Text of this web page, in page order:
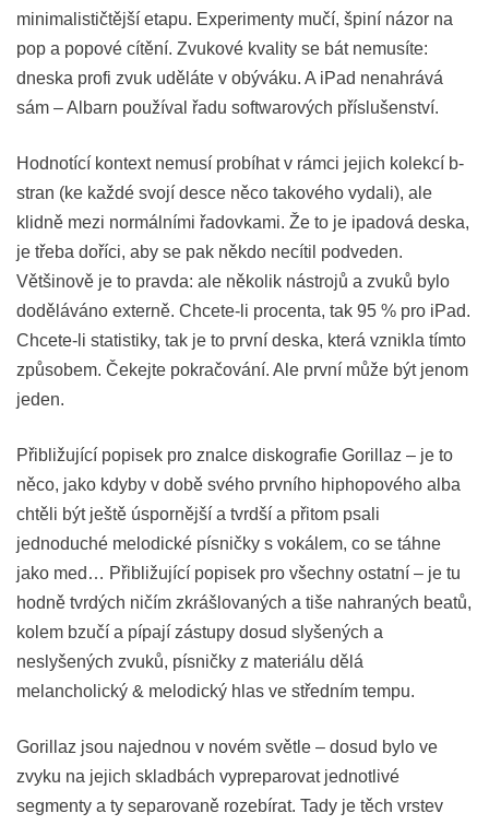
minimalističtější etapu. Experimenty mučí, špiní názor na
pop a popové cítění. Zvukové kvality se bát nemusíte:
dneska profi zvuk uděláte v obýváku. A iPad nenahrává
sám – Albarn používal řadu softwarových příslušenství.
Hodnotící kontext nemusí probíhat v rámci jejich kolekcí b-
stran (ke každé svojí desce něco takového vydali), ale
klidně mezi normálními řadovkami. Že to je ipadová deska,
je třeba doříci, aby se pak někdo necítil podveden.
Většinově je to pravda: ale několik nástrojů a zvuků bylo
doděláváno externě. Chcete-li procenta, tak 95 % pro iPad.
Chcete-li statistiky, tak je to první deska, která vznikla tímto
způsobem. Čekejte pokračování. Ale první může být jenom
jeden.
Přibližující popisek pro znalce diskografie Gorillaz – je to
něco, jako kdyby v době svého prvního hiphopového alba
chtěli být ještě úspornější a tvrdší a přitom psali
jednoduché melodické písničky s vokálem, co se táhne
jako med… Přibližující popisek pro všechny ostatní – je tu
hodně tvrdých ničím zkrášlovaných a tiše nahraných beatů,
kolem bzučí a pípají zástupy dosud slyšených a
neslyšených zvuků, písničky z materiálu dělá
melancholický & melodický hlas ve středním tempu.
Gorillaz jsou najednou v novém světle – dosud bylo ve
zvyku na jejich skladbách vypreparovat jednotlivé
segmenty a ty separovaně rozebírat. Tady je těch vrstev